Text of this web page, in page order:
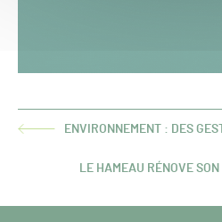
ARTICLEENVIRONNEMENT : DES
ARTICLE
LE HAMEAU RÉNOVE